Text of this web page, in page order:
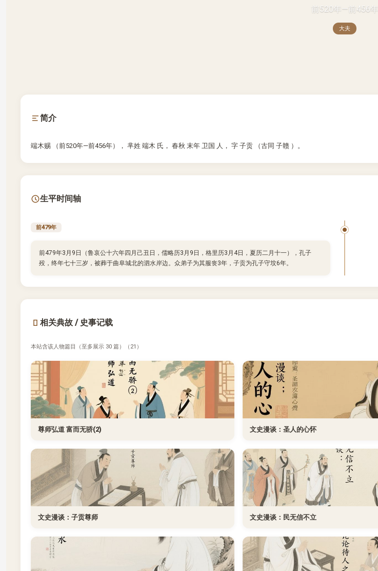
前520年—前456年
大夫
简介
端木赐 （前520年—前456年）， 芈姓 端木 氏， 春秋 末年 卫国 人， 字 子贡 （古同 子赣 ）。
生平时间轴
前479年
前479年3月9日（鲁哀公十六年四月己丑日，儒略历3月9日，格里历3月4日，夏历二月十一），孔子
殁，终年七十三岁，被葬于曲阜城北的泗水岸边。众弟子为其服丧3年，子贡为孔子守坟6年。
相关典故 / 史事记载
本站含该人物篇目（至多展示 30 篇）（21）
尊师弘道 富而无骄(2) 文史漫谈：圣人的心怀
文史漫谈：子贡尊师 文史漫谈：民无信不立